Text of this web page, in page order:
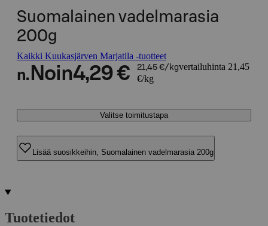
Suomalainen vadelmarasia
200g
Kaikki Kuukasjärven Marjatila -tuotteet
n. Noin4,29 € 21,45 €/kgvertailuhinta 21,45
€/kg
Valitse toimitustapa
Lisää suosikkeihin, Suomalainen vadelmarasia 200g
Tuotetiedot